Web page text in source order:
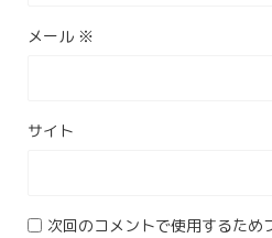
メール ※
サイト
次回のコメントで使用するため